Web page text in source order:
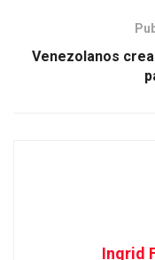
Venezolanos
Ingrid